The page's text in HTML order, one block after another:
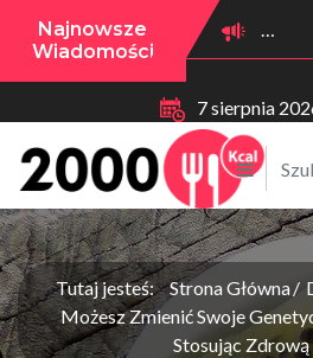
Najnowsze
Wiadomości
7 sierpnia
Tutaj jesteś: Strona Główna
Możesz Zmienić Swoje
Stosując